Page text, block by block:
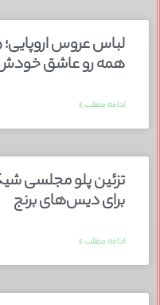
همه رو عاشق
ادامه مطلب »
برای دیس‌های برنج
ادامه مطلب »